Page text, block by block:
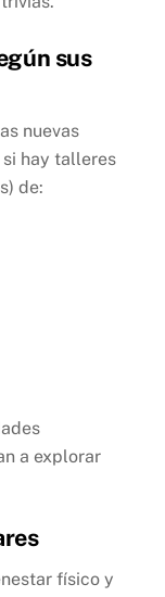
sus
nuevas
hay talleres
de:
a explorar
físico y